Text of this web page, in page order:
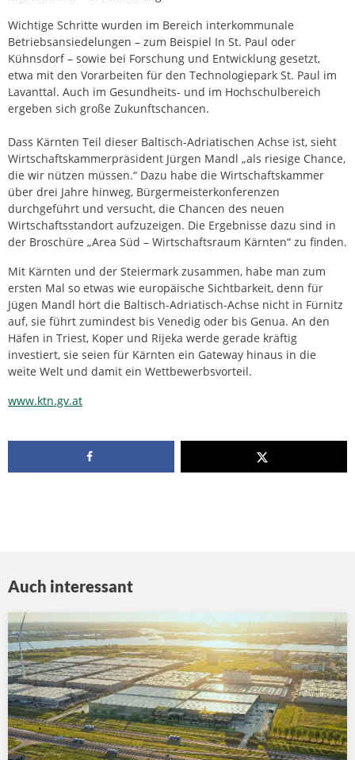
Wichtige Schritte wurden im Bereich interkommunale
Betriebsansiedelungen – zum Beispiel In St. Paul oder
Kühnsdorf – sowie bei Forschung und Entwicklung gesetzt,
etwa mit den Vorarbeiten für den Technologiepark St. Paul im
Lavanttal. Auch im Gesundheits- und im Hochschulbereich
ergeben sich große Zukunftschancen.
Dass Kärnten Teil dieser Baltisch-Adriatischen Achse ist, sieht
Wirtschaftskammerpräsident Jürgen Mandl „als riesige Chance,
die wir nützen müssen.“ Dazu habe die Wirtschaftskammer
über drei Jahre hinweg, Bürgermeisterkonferenzen
durchgeführt und versucht, die Chancen des neuen
Wirtschaftsstandort aufzuzeigen. Die Ergebnisse dazu sind in
der Broschüre „Area Süd – Wirtschaftsraum Kärnten“ zu finden.
Mit Kärnten und der Steiermark zusammen, habe man zum
ersten Mal so etwas wie europäische Sichtbarkeit, denn für
Jügen Mandl hört die Baltisch-Adriatisch-Achse nicht in Fürnitz
auf, sie führt zumindest bis Venedig oder bis Genua. An den
Häfen in Triest, Koper und Rijeka werde gerade kräftig
investiert, sie seien für Kärnten ein Gateway hinaus in die
weite Welt und damit ein Wettbewerbsvorteil.
www.ktn.gv.at
Auch interessant